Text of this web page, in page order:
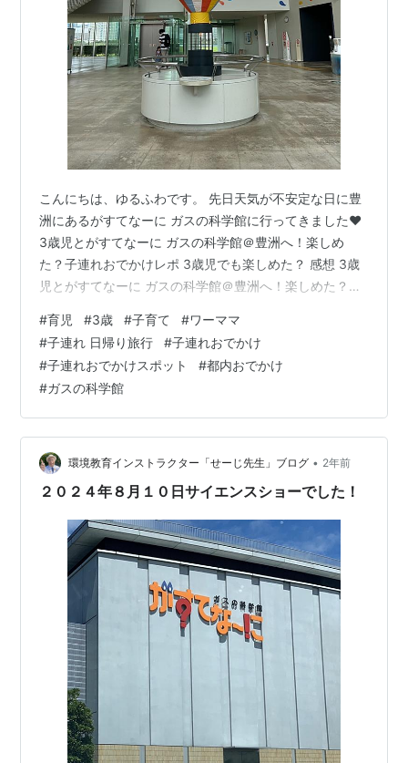
こんにちは、ゆるふわです。 先日天気が不安定な日に豊
洲にあるがすてなーに ガスの科学館に行ってきました♥
3歳児とがすてなーに ガスの科学館＠豊洲へ！楽しめ
た？子連れおでかけレポ 3歳児でも楽しめた？ 感想 3歳
児とがすてなーに ガスの科学館＠豊洲へ！楽しめた？子
です！室内です！雨の日に楽しめる無料施設ってありが
たい…!!!! 3歳児でも楽しめた？ 結論楽しめました!! 小学
生くらいになれば細かい内容も分かって勉強になると思
うのですが、よくわからない3歳児でも十分楽しめる内容
になっています。 土曜日の天気の不安定な日に行っ…
#育児 #3歳 #子育て #ワーママ
#子連れ 日帰り旅行 #子連れおでかけ
#子連れおでかけスポット #都内おでかけ
#ガスの科学館
環境教育インストラクター「せーじ先生」ブログ • 2年前
２０２４年８月１０日サイエンスショーでした！